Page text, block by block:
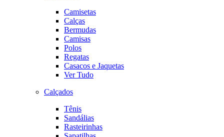
Camisetas
Calças
Bermudas
Camisas
Polos
Regatas
Casacos e Jaquetas
Ver Tudo
Calçados
Tênis
Sandálias
Rasteirinhas